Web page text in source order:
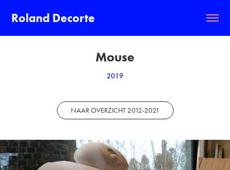
Roland Decorte
Mouse
2019
NAAR OVERZICHT 2012-2021